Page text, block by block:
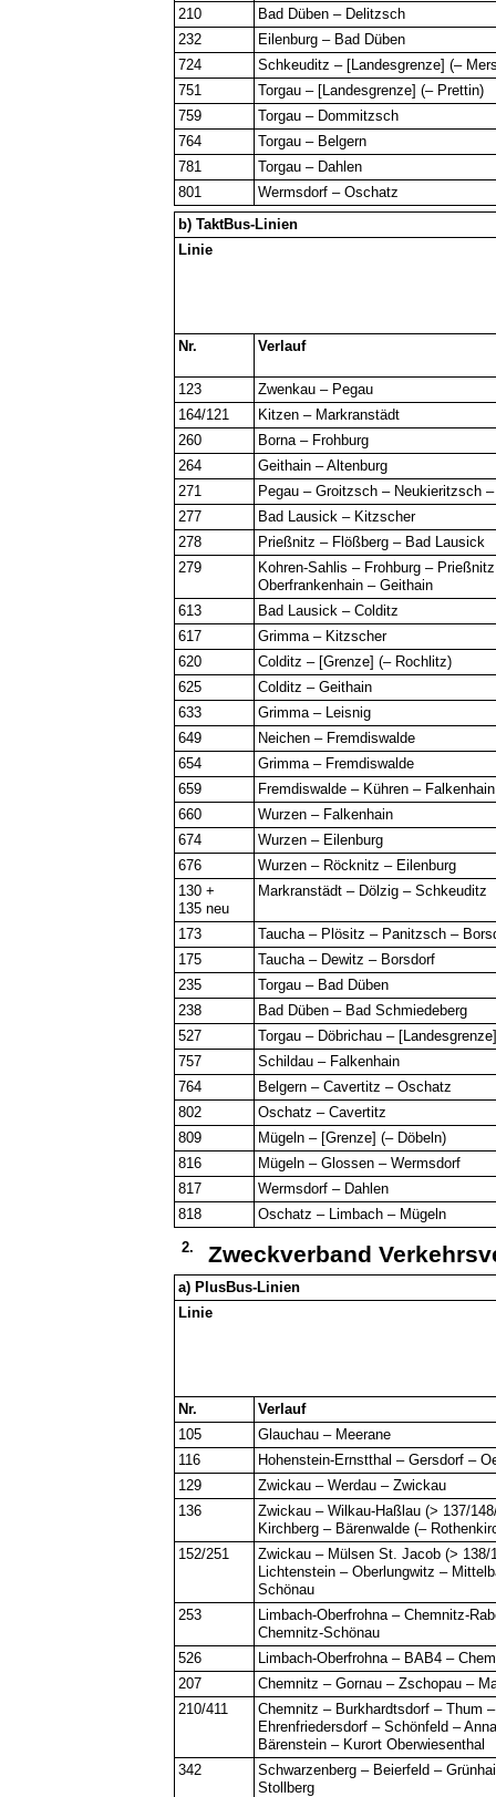
210
Bad Düben – Delitzsch
232
Eilenburg – Bad Düben
724
Schkeuditz – [Landesgrenze] (–
751
Torgau – [Landesgrenze] (– Prettin)
759
Torgau – Dommitzsch
764
Torgau – Belgern
781
Torgau – Dahlen
801
Wermsdorf – Oschatz
b) TaktBus-Linien
Linie
Nr. Verlauf
123
Zwenkau – Pegau
164/121
Kitzen – Markranstädt
260
Borna – Frohburg
264
Geithain – Altenburg
271
Pegau – Groitzsch – Neukieritzsch
277
Bad Lausick – Kitzscher
278
Prießnitz – Flößberg – Bad Lausick
279
Kohren-Sahlis – Frohburg –
Oberfrankenhain – Geithain
613
Bad Lausick – Colditz
617
Grimma – Kitzscher
620
Colditz – [Grenze] (– Rochlitz)
625
Colditz – Geithain
633
Grimma – Leisnig
649
Neichen – Fremdiswalde
654
Grimma – Fremdiswalde
659
Fremdiswalde – Kühren – Falkenhain
660
Wurzen – Falkenhain
674
Wurzen – Eilenburg
676
Wurzen – Röcknitz – Eilenburg
130 +
135 neu
Markranstädt – Dölzig – Schkeuditz
173
Taucha – Plösitz – Panitzsch –
175
Taucha – Dewitz – Borsdorf
235
Torgau – Bad Düben
238
Bad Düben – Bad Schmiedeberg
527
Torgau – Döbrichau –
757
Schildau – Falkenhain
764
Belgern – Cavertitz – Oschatz
802
Oschatz – Cavertitz
809
Mügeln – [Grenze] (– Döbeln)
816
Mügeln – Glossen – Wermsdorf
817
Wermsdorf – Dahlen
818
Oschatz – Limbach – Mügeln
2.
Zweckverband
a) PlusBus-Linien
Linie
Nr.
Verlauf
105
Glauchau – Meerane
116
Hohenstein-Ernstthal – Gersdorf –
129
Zwickau – Werdau – Zwickau
136
Zwickau – Wilkau-Haßlau (> 137/
Kirchberg – Bärenwalde (–
152/251
Zwickau – Mülsen St. Jacob (> 138/
Lichtenstein – Oberlungwitz –
Schönau
253
Limbach-Oberfrohna – Chemnitz-
Chemnitz-Schönau
526
Limbach-Oberfrohna – BAB4 –
207
Chemnitz – Gornau – Zschopau –
210/411
Chemnitz – Burkhardtsdorf – Thum –
Ehrenfriedersdorf – Schönfeld –
Bärenstein – Kurort Oberwiesenthal
342
Schwarzenberg – Beierfeld –
Stollberg